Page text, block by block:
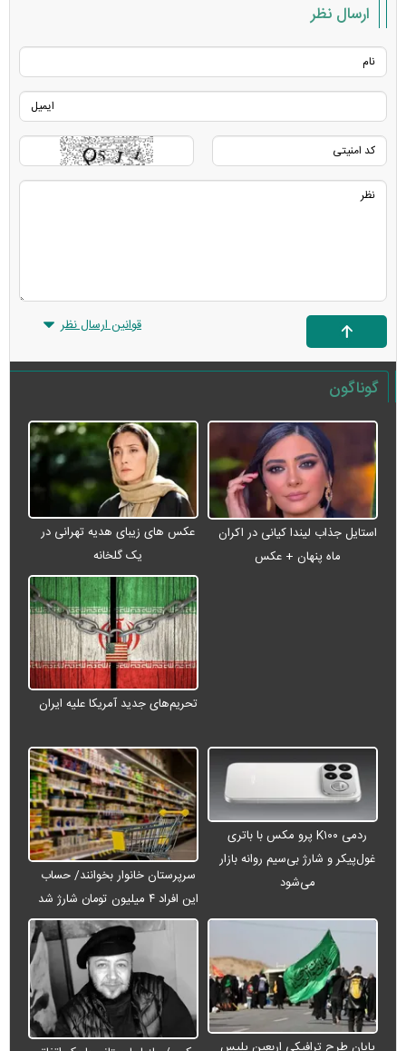
ارسال نظر
قوانین ارسال نظر
گوناگون
استایل جذاب لیندا کیانی در اکران
ماه پنهان + عکس
عکس های زیبای هدیه تهرانی در
یک گلخانه
تحریم‌های جدید آمریکا علیه ایران
ردمی K۱۰۰ پرو مکس با باتری
غول‌پیکر و شارژ بی‌سیم روانه بازار
می‌شود
سرپرستان خانوار بخوانند/ حساب
این افراد ۴ میلیون تومان شارژ شد